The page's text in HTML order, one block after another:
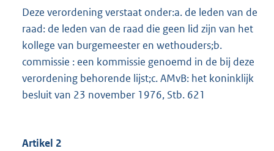
Deze verordening verstaat onder:a. de leden van de
raad: de leden van de raad die geen lid zijn van het
kollege van burgemeester en wethouders;b.
commissie : een kommissie genoemd in de bij deze
verordening behorende lijst;c. AMvB: het koninklijk
besluit van 23 november 1976, Stb. 621
Artikel 2